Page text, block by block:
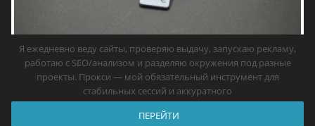
Я ежедневно веду сайты, проверяю выдачу, запускаю рекламу,
работаю с SEO/анализом и разделяю окружения под разные
проекты. Прокси — мой обязательный инструмент для
стабильных сессий и аккуратного
ПЕРЕЙТИ